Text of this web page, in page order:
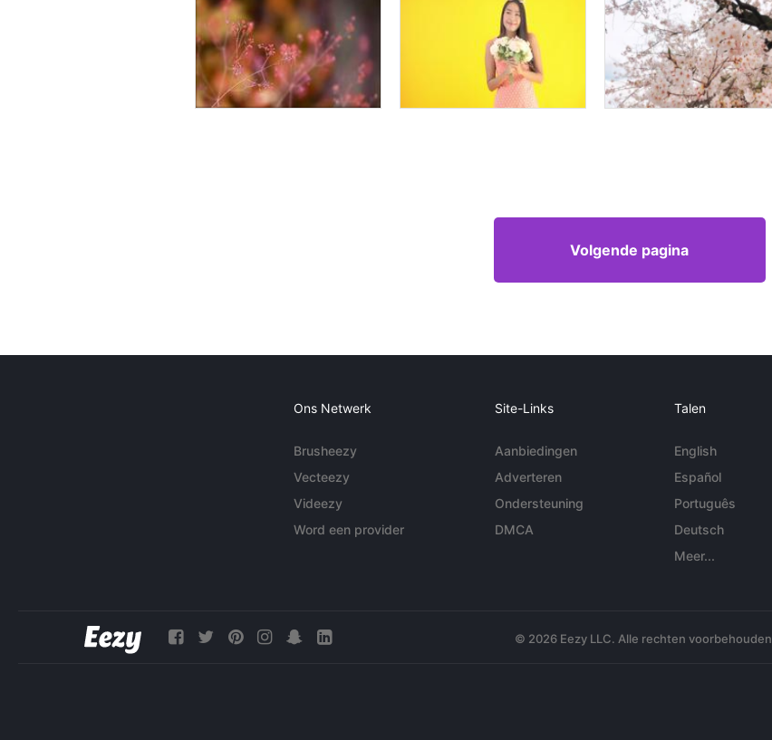
Volgende pagina
Ons Netwerk
Brusheezy
Vecteezy
Videezy
Word een provider
Site-Links
Aanbiedingen
Adverteren
Ondersteuning
DMCA
Talen
English
Español
Português
Deutsch
Meer...
© 2026 Eezy LLC. Alle rechten voorbehouden